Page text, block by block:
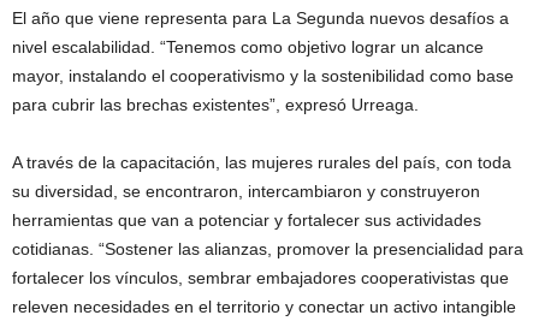
El año que viene representa para La Segunda nuevos desafíos a
nivel escalabilidad. “Tenemos como objetivo lograr un alcance
mayor, instalando el cooperativismo y la sostenibilidad como base
para cubrir las brechas existentes”, expresó Urreaga.
A través de la capacitación, las mujeres rurales del país, con toda
su diversidad, se encontraron, intercambiaron y construyeron
herramientas que van a potenciar y fortalecer sus actividades
cotidianas. “Sostener las alianzas, promover la presencialidad para
fortalecer los vínculos, sembrar embajadores cooperativistas que
releven necesidades en el territorio y conectar un activo intangible